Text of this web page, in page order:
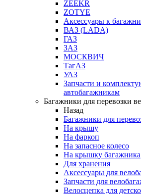
ZEEKR
ZOTYE
Аксессуары к
ВАЗ (LADA)
ГАЗ
ЗАЗ
МОСКВИЧ
ТагАЗ
УАЗ
Запчасти и
автобагажникам
Багажники для перевозки
Назад
Багажники для
На крышу
На фаркоп
На запасное колесо
На крышку багажника
Для хранения
Аксессуары для
Запчасти для
Велосцепка для